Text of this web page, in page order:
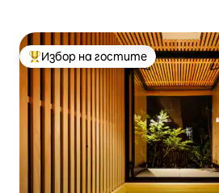
Най-популярен избор на гостите
Избор на гостите